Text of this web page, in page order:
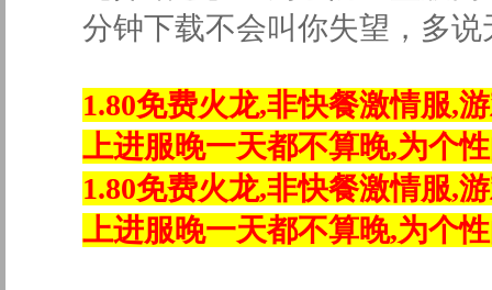
分钟下载不会叫你失望，多说
1.80免费火龙,非快餐激情服,
上进服晚一天都不算晚,为个
1.80免费火龙,非快餐激情服,
上进服晚一天都不算晚,为个